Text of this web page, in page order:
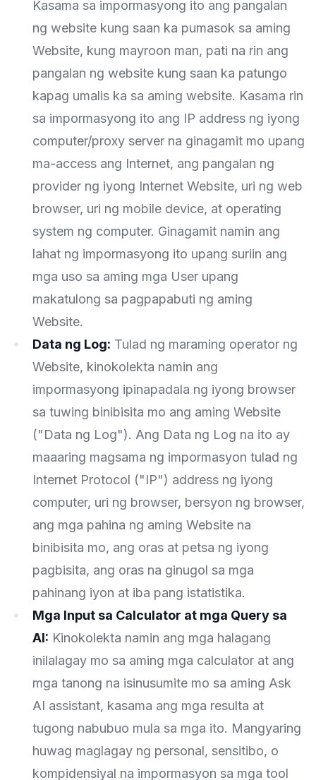
Kasama sa impormasyong ito ang pangalan
ng website kung saan ka pumasok sa aming
Website, kung mayroon man, pati na rin ang
pangalan ng website kung saan ka patungo
kapag umalis ka sa aming website. Kasama rin
sa impormasyong ito ang IP address ng iyong
computer/proxy server na ginagamit mo upang
ma-access ang Internet, ang pangalan ng
provider ng iyong Internet Website, uri ng web
browser, uri ng mobile device, at operating
system ng computer. Ginagamit namin ang
lahat ng impormasyong ito upang suriin ang
mga uso sa aming mga User upang
makatulong sa pagpapabuti ng aming
Website.
Data ng Log: Tulad ng maraming operator ng
Website, kinokolekta namin ang
impormasyong ipinapadala ng iyong browser
sa tuwing binibisita mo ang aming Website
("Data ng Log"). Ang Data ng Log na ito ay
maaaring magsama ng impormasyon tulad ng
Internet Protocol ("IP") address ng iyong
computer, uri ng browser, bersyon ng browser,
ang mga pahina ng aming Website na
binibisita mo, ang oras at petsa ng iyong
pagbisita, ang oras na ginugol sa mga
pahinang iyon at iba pang istatistika.
Mga Input sa Calculator at mga Query sa
AI: Kinokolekta namin ang mga halagang
inilalagay mo sa aming mga calculator at ang
mga tanong na isinusumite mo sa aming Ask
AI assistant, kasama ang mga resulta at
tugong nabubuo mula sa mga ito. Mangyaring
huwag maglagay ng personal, sensitibo, o
kompidensiyal na impormasyon sa mga tool